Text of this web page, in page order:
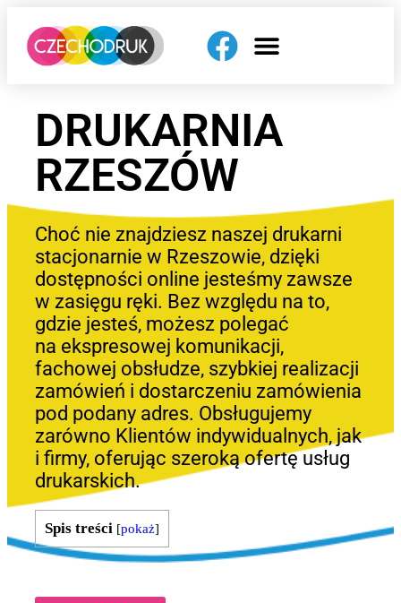
DRUKARNIA
RZESZÓW
Choć nie znajdziesz naszej drukarni
stacjonarnie w Rzeszowie, dzięki
dostępności online jesteśmy zawsze
w zasięgu ręki. Bez względu na to,
gdzie jesteś, możesz polegać
na ekspresowej komunikacji,
fachowej obsłudze, szybkiej realizacji
zamówień i dostarczeniu zamówienia
pod podany adres. Obsługujemy
zarówno Klientów indywidualnych, jak
i firmy, oferując szeroką ofertę usług
drukarskich.
Spis treści [pokaż]